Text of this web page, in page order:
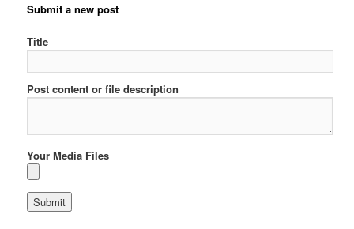
Submit a new post
Title
Post content or file description
Your Media Files